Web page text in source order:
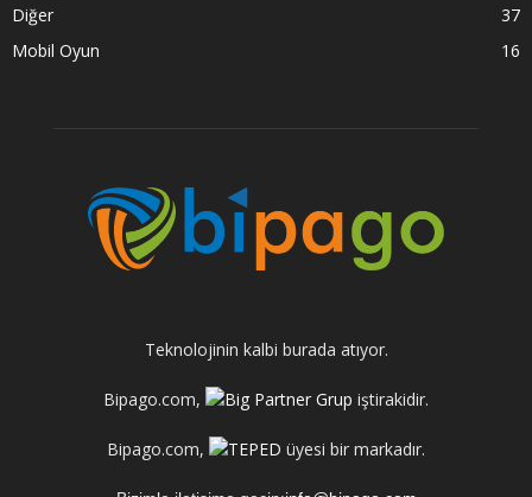
Diğer
37
Mobil Oyun
16
Teknolojinin kalbi burada atıyor.
Bipago.com, iştirakidir.
Bipago.com, üyesi bir markadır.